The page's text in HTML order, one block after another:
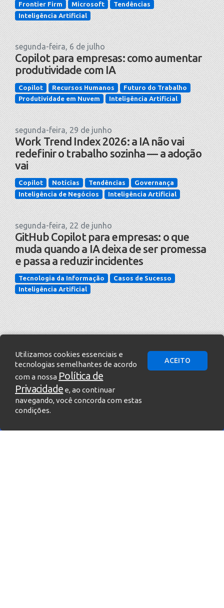
Frontier Firm Microsoft
Tendências
Inteligência Artificial
segunda-feira, 6 de julho
Copilot para empresas: como aumentar
produtividade com IA
Copilot Recursos Humanos
Futuro do Trabalho
Produtividade em Nuvem
Inteligência Artificial
segunda-feira, 29 de junho
Work Trend Index 2026: a IA não vai
redefinir o trabalho sozinha — a adoção
vai
Copilot Notícias Tendências
Governança
Inteligência de Negócios
Inteligência Artificial
segunda-feira, 22 de junho
GitHub Copilot para empresas: o que
muda quando a IA deixa de ser promessa
e passa a reduzir incidentes
Tecnologia da Informação
Casos de Sucesso
Inteligência Artificial
Utilizamos cookies essenciais e
tecnologias semelhantes de acordo
com a nossa Política de
Privacidade e, ao continuar
navegando, você concorda com estas
condições.
ACEITO